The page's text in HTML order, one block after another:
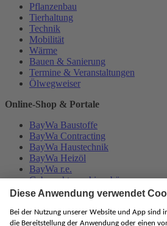
Pflanzenbau
Tierhaltung
Technik
Mobilität
Wärme
Bauen & Sanierung
Termine & Veranstaltungen
Ölwegweiser
Online-Shop & Portale
BayWa Baustoffe
BayWa Contracting
BayWa Haustechnik
BayWa Heizöl
BayWa r.e.
Gebrauchtmaschinenbörse
Gebrauchtmaschinen-Versteigerung
Wir helfen Ihnen